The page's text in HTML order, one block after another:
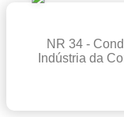
NR 34 -
Indústria da